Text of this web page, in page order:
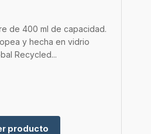
de 400 ml de capacidad.
y hecha en vidrio
Recycled...
producto